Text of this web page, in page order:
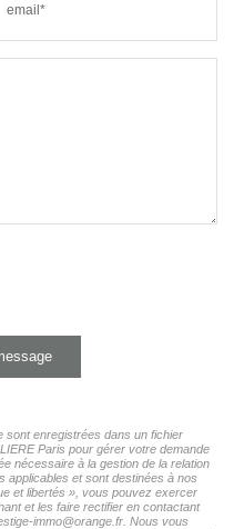
email*
sont enregistrées dans un fichier
Paris pour gérer votre demande
nécessaire à la gestion de la relation
applicables et sont destinées à nos
et libertés », vous pouvez exercer
et les faire rectifier en contactant
immo@orange.fr. Nous vous